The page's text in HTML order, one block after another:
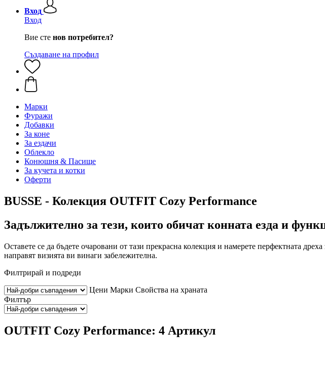
Вход
Вход
Вие сте нов потребител?
Създаване на профил
Марки
Фуражи
Добавки
За коне
За ездачи
Облекло
Конюшня & Пасище
За кучета и котки
Оферти
BUSSE - Колекция OUTFIT Cozy Performance
Задължително за тези, които обичат конната езда и
Оставете се да бъдете очаровани от тази прекрасна колекция и намерете перфектната
направят визията ви винаги забележителна.
Филтрирай и подреди
Цени Марки Свойства на храната
Филтър
OUTFIT Cozy Performance: 4 Артикул